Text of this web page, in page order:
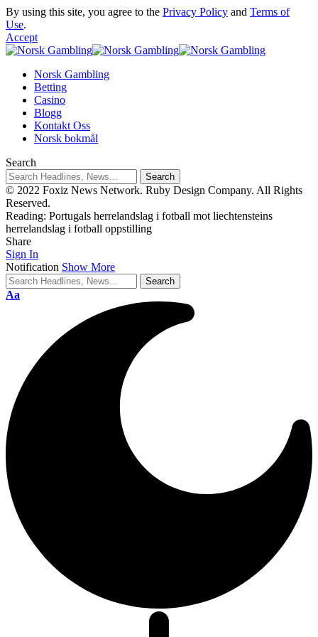
By using this site, you agree to the Privacy Policy and Terms of
Use.
Accept
Norsk Gambling
Betting
Casino
Blogg
Kontakt Oss
Norsk bokmål
Search
© 2022 Foxiz News Network. Ruby Design Company. All Rights
Reserved.
Reading: Portugals herrelandslag i fotball mot liechtensteins
herrelandslag i fotball oppstilling
Share
Sign In
Notification Show More
Aa